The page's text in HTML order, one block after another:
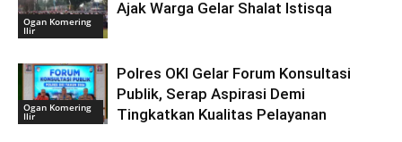
Ogan Komering
Ilir
Ajak Warga Gelar Shalat Istisqa
Ogan Komering
Ilir
Polres OKI Gelar Forum Konsultasi
Publik, Serap Aspirasi Demi
Tingkatkan Kualitas Pelayanan